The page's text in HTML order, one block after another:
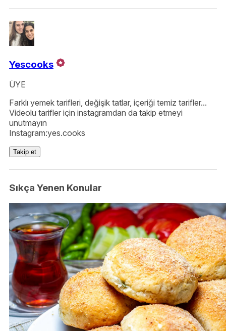
Yescooks
ÜYE
Farklı yemek tarifleri, değişik tatlar, içeriği temiz tarifler...
Videolu tarifler için instagramdan da takip etmeyi
unutmayın
Instagram:yes.cooks
Takip et
Sıkça Yenen Konular